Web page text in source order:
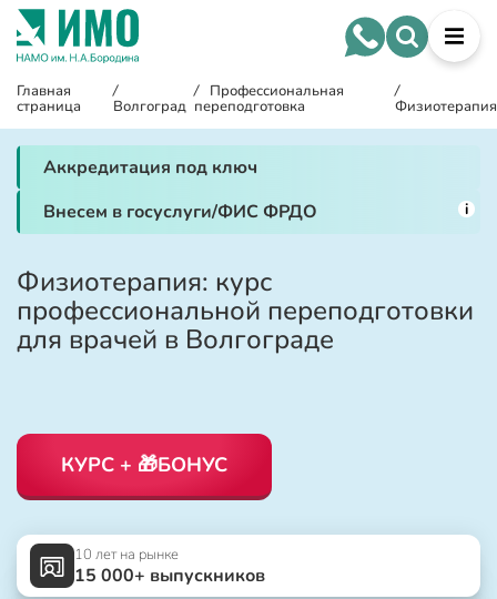
Главная
страница
/
Волгоград
/ Профессиональная
переподготовка
/
Физиотерапия
Аккредитация под ключ
Внесем в госуслуги/ФИС ФРДО
i
Физиотерапия: курс
профессиональной переподготовки
для врачей в Волгограде
КУРС + 🎁БОНУС
10 лет на рынке
15 000+ выпускников